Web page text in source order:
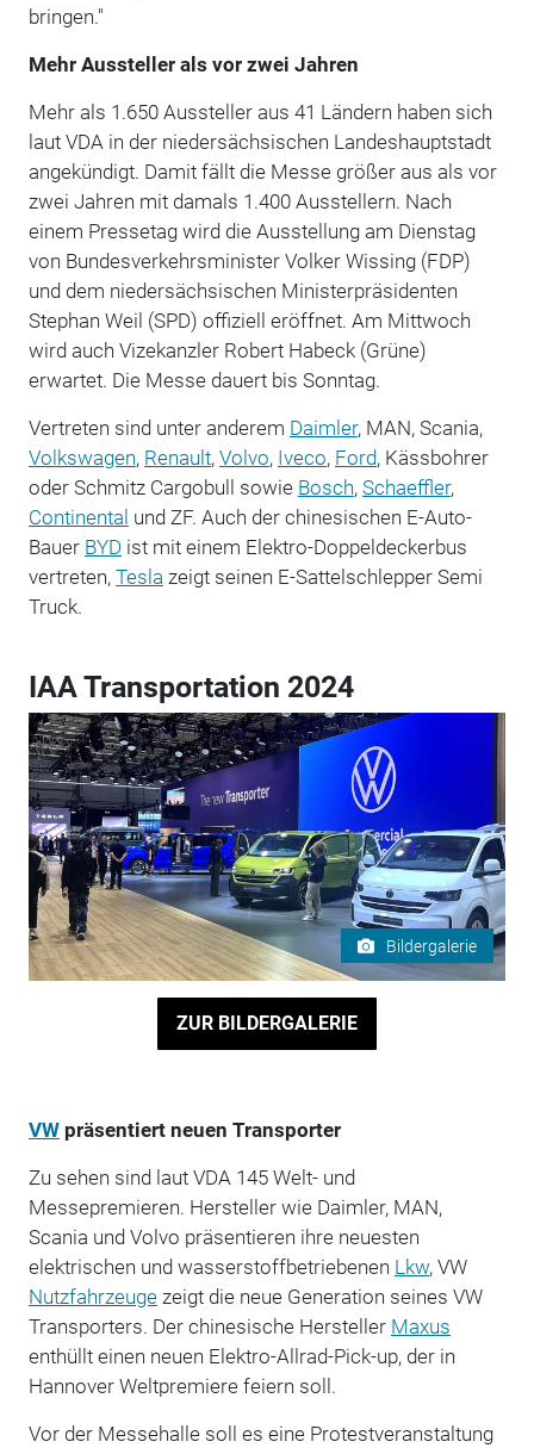
bringen."
Mehr Aussteller als vor zwei Jahren
Mehr als 1.650 Aussteller aus 41 Ländern haben sich
laut VDA in der niedersächsischen Landeshauptstadt
angekündigt. Damit fällt die Messe größer aus als vor
zwei Jahren mit damals 1.400 Ausstellern. Nach
einem Pressetag wird die Ausstellung am Dienstag
von Bundesverkehrsminister Volker Wissing (FDP)
und dem niedersächsischen Ministerpräsidenten
Stephan Weil (SPD) offiziell eröffnet. Am Mittwoch
wird auch Vizekanzler Robert Habeck (Grüne)
erwartet. Die Messe dauert bis Sonntag.
Vertreten sind unter anderem Daimler, MAN, Scania,
Volkswagen, Renault, Volvo, Iveco, Ford, Kässbohrer
oder Schmitz Cargobull sowie Bosch, Schaeffler,
Continental und ZF. Auch der chinesischen E-Auto-
Bauer BYD ist mit einem Elektro-Doppeldeckerbus
vertreten, Tesla zeigt seinen E-Sattelschlepper Semi
Truck.
IAA Transportation 2024
Bildergalerie
ZUR BILDERGALERIE
VWpräsentiert neuen Transporter
Zu sehen sind laut VDA 145 Welt- und
Messepremieren. Hersteller wie Daimler, MAN,
Scania und Volvo präsentieren ihre neuesten
elektrischen und wasserstoffbetriebenen Lkw, VW
Nutzfahrzeugezeigt die neue Generation seines VW
Transporters. Der chinesische Hersteller Maxus
enthüllt einen neuen Elektro-Allrad-Pick-up, der in
Hannover Weltpremiere feiern soll.
Vor der Messehalle soll es eine Protestveranstaltung